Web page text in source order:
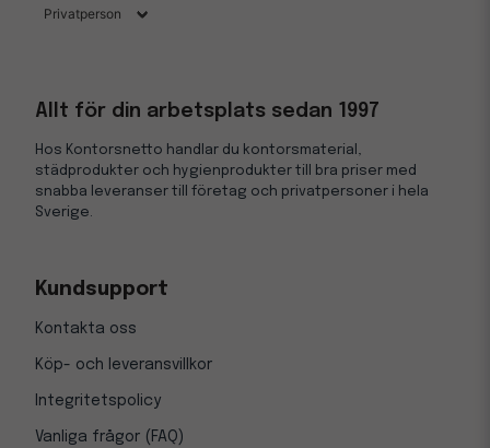
Allt för din arbetsplats sedan 1997
Hos Kontorsnetto handlar du kontorsmaterial,
städprodukter och hygienprodukter till bra priser med
snabba leveranser till företag och privatpersoner i hela
Sverige.
Kundsupport
Kontakta oss
Köp- och leveransvillkor
Integritetspolicy
Vanliga frågor (FAQ)